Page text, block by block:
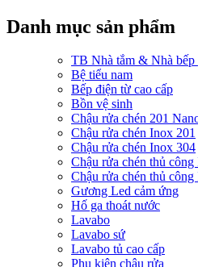
Danh mục sản phẩm
TB Nhà tắm & Nhà bếp
Bệ tiểu nam
Bếp điện từ cao cấp
Bồn vệ sinh
Chậu rửa chén 201
Chậu rửa chén Inox 201
Chậu rửa chén Inox 304
Chậu rửa chén thủ công
Chậu rửa chén thủ
Gương Led cảm ứng
Hố ga thoát nước
Lavabo
Lavabo sứ
Lavabo tủ cao cấp
Phụ kiện chậu rửa